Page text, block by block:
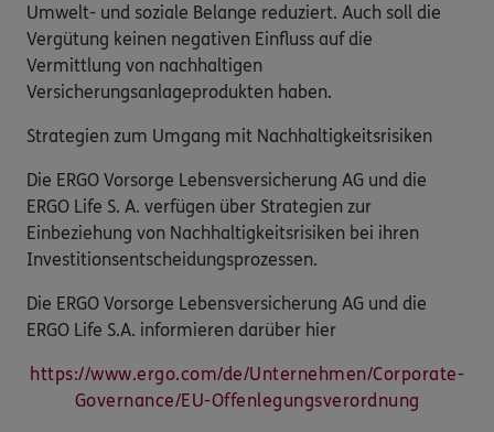
Umwelt- und soziale Belange reduziert. Auch soll die
Vergütung keinen negativen Einfluss auf die
Vermittlung von nachhaltigen
Versicherungsanlageprodukten haben.
Strategien zum Umgang mit Nachhaltigkeitsrisiken
Die ERGO Vorsorge Lebensversicherung AG und die
ERGO Life S. A. verfügen über Strategien zur
Einbeziehung von Nachhaltigkeitsrisiken bei ihren
Investitionsentscheidungsprozessen.
Die ERGO Vorsorge Lebensversicherung AG und die
ERGO Life S.A. informieren darüber hier
https://www.ergo.com/de/Unternehmen/Corporate-
Governance/EU-Offenlegungsverordnung